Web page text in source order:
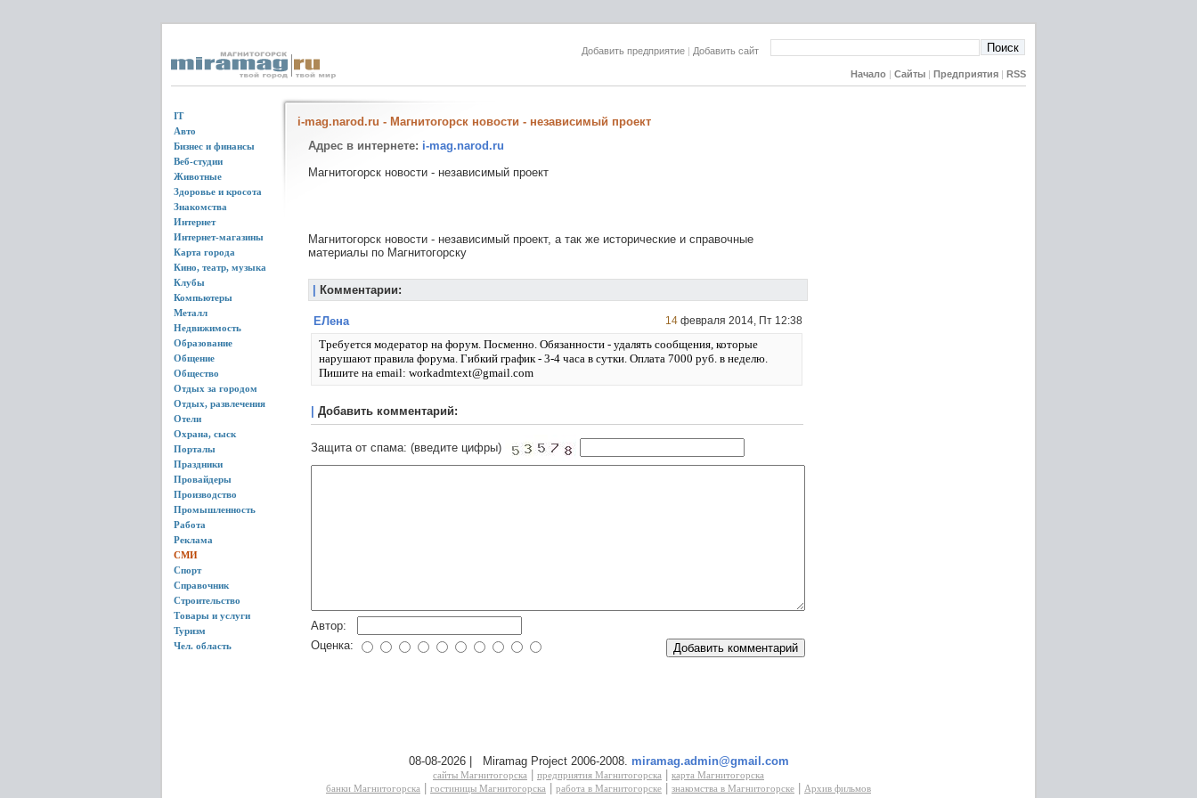
Добавить предприятие | Добавить сайт
Начало Сайты Предприятия RSS
IT
Авто
Бизнес и финансы
Веб-студии
Животные
Здоровье и кросота
Знакомства
Интернет
Интернет-магазины
Карта города
Кино, театр, музыка
Клубы
Компьютеры
Металл
Недвижимость
Образование
Общение
Общество
Отдых за городом
Отдых, развлечения
Отели
Охрана, сыск
Порталы
Праздники
Провайдеры
Производство
Промышленность
Работа
Реклама
СМИ
Спорт
Справочник
Строительство
Товары и услуги
Туризм
Чел. область
i-mag.narod.ru - Магнитогорск новости - независимый проект
Адрес в интернете: i-mag.narod.ru
Магнитогорск новости - независимый проект
Магнитогорск новости - независимый проект, а так же исторические и справочные
материалы по Магнитогорску
Комментарии:
ЕЛена 14 февраля 2014, Пт 12:38
Требуется модератор на форум. Посменно. Обязанности - удалять сообщения, которые
нарушают правила форума. Гибкий график - 3-4 часа в сутки. Оплата 7000 руб. в неделю.
Пишите на email: workadmtext@gmail.com
Добавить комментарий:
Защита от спама: (введите цифры)
Автор:
Оценка:
08-08-2026 | Miramag Project 2006-2008. miramag.admin@gmail.com
сайты Магнитогорска предприятия Магнитогорска
карта Магнитогорска
банки Магнитогорска
гостиницы Магнитогорска работа в Магнитогорске знакомства в Магнитогорске Архив фильмов